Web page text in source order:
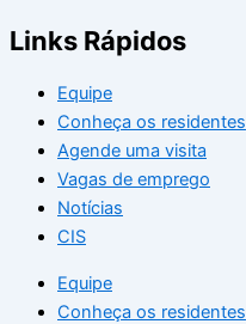
Links Rápidos
Equipe
Conheça os residentes
Agende uma visita
Vagas de emprego
Notícias
CIS
Equipe
Conheça os residentes